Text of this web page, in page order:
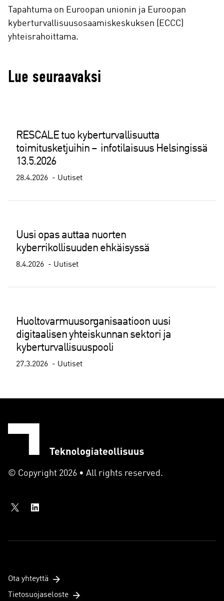
Tapahtuma on Euroopan unionin ja Euroopan
kyberturvallisuusosaamiskeskuksen (ECCC)
yhteisrahoittama.
Lue seuraavaksi
RESCALE tuo kyberturvallisuutta
toimitusketjuihin – infotilaisuus Helsingissä
13.5.2026
28.4.2026 Uutiset
Uusi opas auttaa nuorten
kyberrikollisuuden ehkäisyssä
8.4.2026 Uutiset
Huoltovarmuusorganisaatioon uusi
digitaalisen yhteiskunnan sektori ja
kyberturvallisuuspooli
27.3.2026 Uutiset
© Copyright 2026 • All rights reserved.
Ota yhteyttä
Tietosuojaseloste